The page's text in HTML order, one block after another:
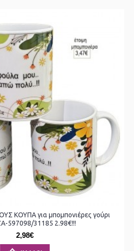
ΚΟΥΠΑ για μπομπονιέρες γούρι
597098/31185 2.98€!!!
2,98€